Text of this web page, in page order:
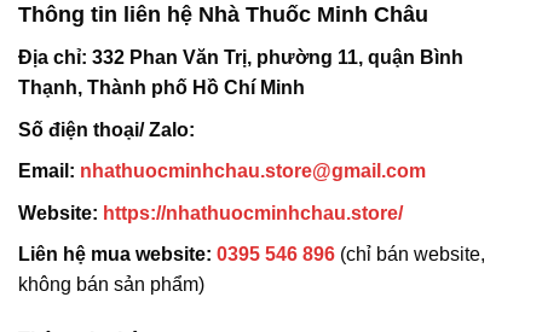
Thông tin liên hệ Nhà Thuốc Minh Châu
Địa chỉ: 332 Phan Văn Trị, phường 11, quận Bình
Thạnh, Thành phố Hồ Chí Minh
Số điện thoại/ Zalo:
Email: nhathuocminhchau.store@gmail.com
Website: https://nhathuocminhchau.store/
Liên hệ mua website: 0395 546 896 (chỉ bán website,
không bán sản phẩm)